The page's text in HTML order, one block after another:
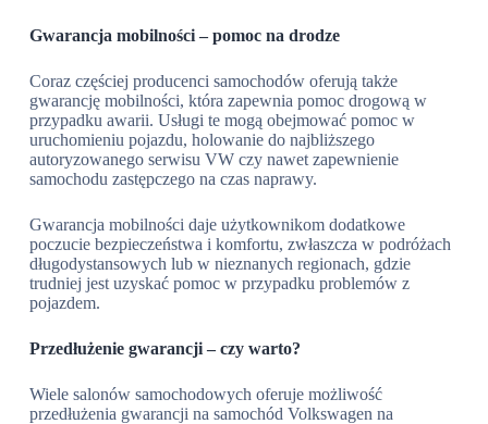
Gwarancja mobilności – pomoc na drodze
Coraz częściej producenci samochodów oferują także
gwarancję mobilności, która zapewnia pomoc drogową w
przypadku awarii. Usługi te mogą obejmować pomoc w
uruchomieniu pojazdu, holowanie do najbliższego
autoryzowanego serwisu VW czy nawet zapewnienie
samochodu zastępczego na czas naprawy.
Gwarancja mobilności daje użytkownikom dodatkowe
poczucie bezpieczeństwa i komfortu, zwłaszcza w podróżach
długodystansowych lub w nieznanych regionach, gdzie
trudniej jest uzyskać pomoc w przypadku problemów z
pojazdem.
Przedłużenie gwarancji – czy warto?
Wiele salonów samochodowych oferuje możliwość
przedłużenia gwarancji na samochód Volkswagen na